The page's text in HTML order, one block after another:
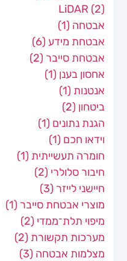
LiDAR (2)
אבטחה (1)
אבטחת מידע (6)
אבטחת סייבר (2)
אחסון בענן (1)
אנטנות (1)
ביטחון (2)
הגנת נתונים (1)
וידאו חכם (1)
חומרה תעשייתית (1)
חיבור סלולרי (2)
חיישני לייזר (3)
מוצרי אבטחת סייבר (1)
מיפוי תלת־ממדי (2)
מערכות תקשורת (2)
מצלמות אבטחה (3)